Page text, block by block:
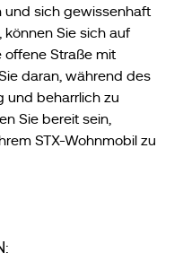
und sich gewissenhaft
Sie sich auf
offene Straße mit
daran, während des
und beharrlich zu
Sie bereit sein,
STX-Wohnmobil zu